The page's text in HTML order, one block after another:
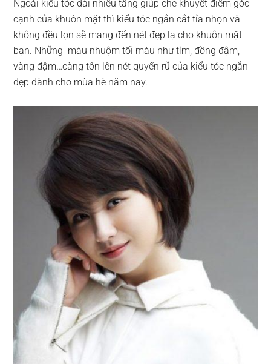
Ngoài kiểu tóc dài nhiều tầng giúp che khuyết điểm góc
cạnh của khuôn mặt thì kiểu tóc ngắn cắt tỉa nhọn và
không đều lọn sẽ mang đến nét đẹp lạ cho khuôn mặt
bạn. Những màu nhuộm tối màu như tím, đồng đậm,
vàng đậm…càng tôn lên nét quyến rũ của kiểu tóc ngắn
đẹp dành cho mùa hè năm nay.